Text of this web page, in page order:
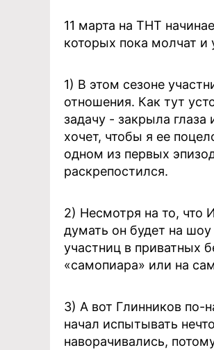
11 марта на ТНТ
которых пока молчат и
1) В этом сезоне
отношения. Как тут
задачу - закрыла
хочет, чтобы я ее
одном из первых
раскрепостился.
2) Несмотря на то, что
думать он будет на
участниц в приватных
«самопиара» или на
3) А вот Глинников по-
начал испытывать
наворачивались,